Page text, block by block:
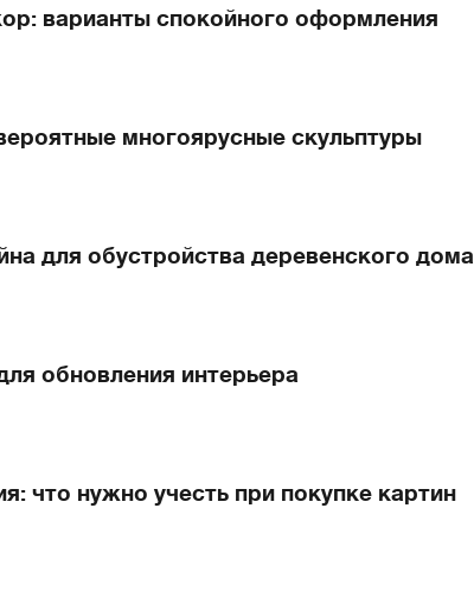
варианты спокойного оформления
многоярусные скульптуры
для обустройства деревенского дома
обновления интерьера
что нужно учесть при покупке картин